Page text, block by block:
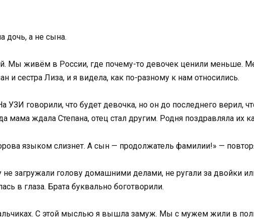
дочь, а не сына.
Мы живём в России, где почему-то девочек ценили меньше.
и сестра Лиза, и я видела, как по-разному к нам относились.
УЗИ говорили, что будет девочка, но он до последнего верил,
мама ждала Степана, отец стал другим. Родня поздравляла их
языком слизнет. А сын — продолжатель фамилии!» —
загружали голову домашними делами, не ругали за двойки
в глаза. Брата буквально боготворили.
С этой мыслью я вышла замуж. Мы с мужем жили в